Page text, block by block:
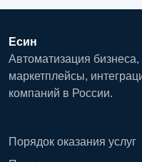
Есин
Автоматизация
маркетплейсы,
компаний в России.
Порядок оказания услуг